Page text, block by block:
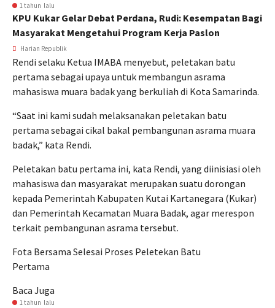
1 tahun lalu
KPU Kukar Gelar Debat Perdana, Rudi: Kesempatan Bagi
Masyarakat Mengetahui Program Kerja Paslon
Harian Republik
Rendi selaku Ketua IMABA menyebut, peletakan batu
pertama sebagai upaya untuk membangun asrama
mahasiswa muara badak yang berkuliah di Kota Samarinda.
“Saat ini kami sudah melaksanakan peletakan batu
pertama sebagai cikal bakal pembangunan asrama muara
badak,” kata Rendi.
Peletakan batu pertama ini, kata Rendi, yang diinisiasi oleh
mahasiswa dan masyarakat merupakan suatu dorongan
kepada Pemerintah Kabupaten Kutai Kartanegara (Kukar)
dan Pemerintah Kecamatan Muara Badak, agar merespon
terkait pembangunan asrama tersebut.
Fota Bersama Selesai Proses Peletekan Batu
Pertama
Baca Juga
1 tahun lalu